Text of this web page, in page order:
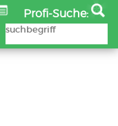
Profi-Suche: